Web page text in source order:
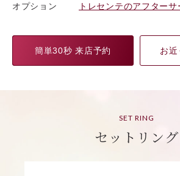
オプション
トレセンテのアフターサ
簡単30秒 来店予約 お近
SET RING
セットリング